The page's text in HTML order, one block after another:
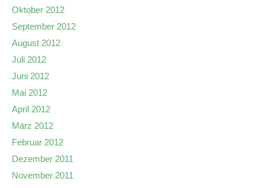
Oktober 2012
September 2012
August 2012
Juli 2012
Juni 2012
Mai 2012
April 2012
März 2012
Februar 2012
Dezember 2011
November 2011